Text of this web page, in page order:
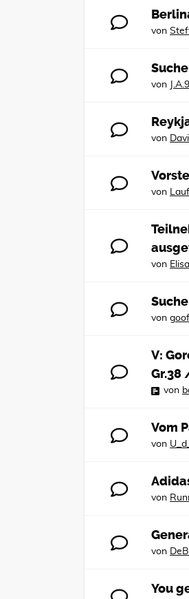
von
von
von
von
von
von
V:
Gr.38
von
Vom
von
von
von
You